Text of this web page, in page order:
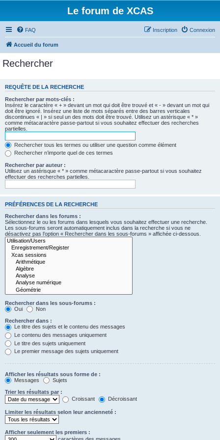
Le forum de XCAS
FAQ Connexion
Inscription
Accueil du forum
Rechercher
REQUÊTE DE LA RECHERCHE
Rechercher par mots-clés :
Insérez le caractère « + » devant un mot qui doit être trouvé et « - » devant un mot qui
doit être ignoré. Insérez une liste de mots séparés entre des barres verticales
discontinues « | » si seul un des mots doit être trouvé. Utilisez un astérisque « * »
comme métacaractère passe-partout si vous souhaitez effectuer des recherches
partielles.
Rechercher tous les termes ou utiliser une question comme élément
Rechercher n’importe quel de ces termes
Rechercher par auteur :
Utilisez un astérisque « * » comme métacaractère passe-partout si vous souhaitez
effectuer des recherches partielles.
PRÉFÉRENCES DE LA RECHERCHE
Rechercher dans les forums :
Sélectionnez le ou les forums dans lesquels vous souhaitez effectuer une recherche.
Les sous-forums seront automatiquement inclus dans la recherche si vous ne
désactivez pas l’option « Rechercher dans les sous-forums » affichée ci-dessous.
Rechercher dans les sous-forums :
Oui
Non
Rechercher dans :
Le titre des sujets et le contenu des messages
Le contenu des messages uniquement
Le titre des sujets uniquement
Le premier message des sujets uniquement
Afficher les résultats sous forme de :
Messages
Sujets
Trier les résultats par :
Croissant
Décroissant
Limiter les résultats selon leur ancienneté :
Afficher seulement les premiers :